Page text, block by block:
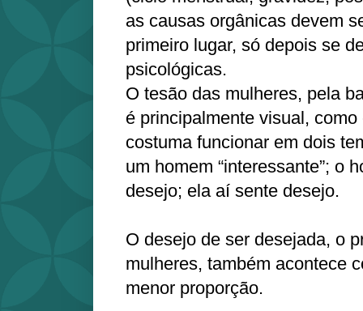
as causas orgânicas devem
primeiro lugar, só depois se
psicológicas.
O tesão das mulheres, pela
é principalmente visual,
costuma funcionar em dois
um homem “interessante”; o
desejo; ela aí sente desejo.
O desejo de ser desejada, o
mulheres, também acontece
menor proporção.